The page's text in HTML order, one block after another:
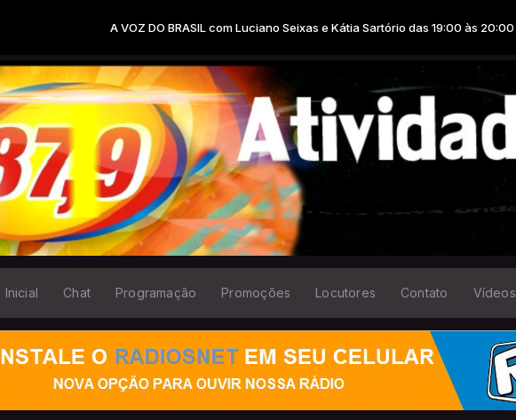
DO BRASIL com Luciano Seixas e Kátia Sartório das 19:00 às 20:00
Inicial Chat Programação Promoções Locutores Contato Vídeos